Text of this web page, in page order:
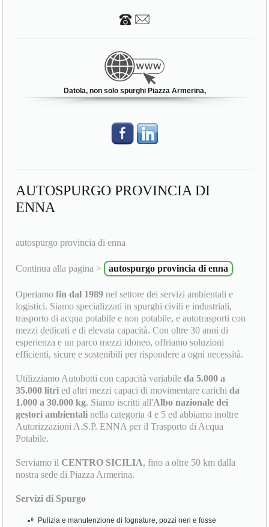
Datola, non solo spurghi Piazza Armerina,
AUTOSPURGO PROVINCIA DI
ENNA
autospurgo provincia di enna
Continua alla pagina > autospurgo provincia di enna
Operiamofin dal 1989 nel settore dei servizi ambientali e
logistici. Siamo specializzati in spurghi civili e industriali,
trasporto di acqua potabile e non potabile, e autotrasporti con
mezzi dedicati e di elevata capacità. Con oltre 30 anni di
esperienza e un parco mezzi idoneo, offriamo soluzioni
efficienti, sicure e sostenibili per rispondere a ogni necessità.
Utilizziamo Autobotti con capacità variabileda 5.000 a
35.000 litri ed altri mezzi capaci di movimentare carichida
1.000 a 30.000 kg. Siamo iscritti all'Albo nazionale dei
gestori ambientali nella categoria 4 e 5 ed abbiamo inoltre
Autorizzazioni A.S.P. ENNA per il Trasporto di Acqua
Potabile.
Serviamo il CENTRO SICILIA, fino a oltre 50 km dalla
nostra sede di Piazza Armerina.
Servizi di Spurgo
Pulizia e manutenzione di fognature, pozzi neri e fosse